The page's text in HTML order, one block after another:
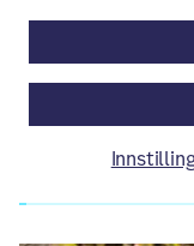
/ Publisert:
Av Byrådslederens